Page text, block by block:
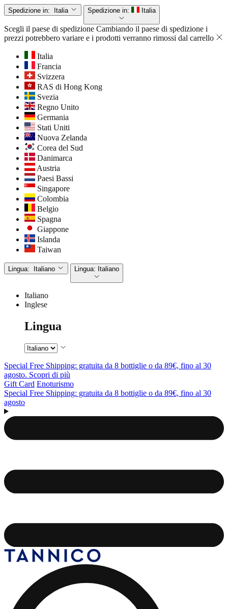
Spedizione in: Italia Spedizione in: Italia
Scegli il paese di spedizione Cambiando il paese di spedizione i
prezzi potrebbero variare e i prodotti verranno rimossi dal carrello
Italia
Francia
Svizzera
RAS di Hong Kong
Svezia
Regno Unito
Germania
Stati Uniti
Nuova Zelanda
Corea del Sud
Danimarca
Austria
Paesi Bassi
Singapore
Colombia
Belgio
Spagna
Giappone
Islanda
Taiwan
Lingua: Italiano Lingua: Italiano
Italiano
Inglese
Lingua
Special Free Shipping: gratuita da 8 bottiglie o da 89€, fino al 30
agosto. Scopri di più
Gift Card Enoturismo
Special Free Shipping: gratuita da 8 bottiglie o da 89€, fino al 30
agosto